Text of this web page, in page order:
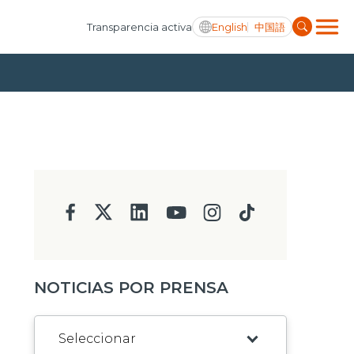
Transparencia activa English 中国語
NOTICIAS POR PRENSA